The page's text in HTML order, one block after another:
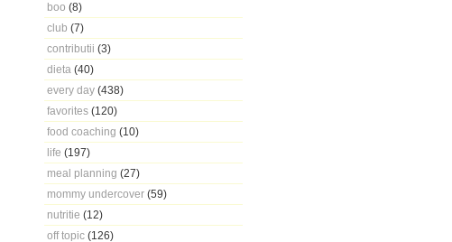
boo (8)
club (7)
contributii (3)
dieta (40)
every day (438)
favorites (120)
food coaching (10)
life (197)
meal planning (27)
mommy undercover (59)
nutritie (12)
off topic (126)